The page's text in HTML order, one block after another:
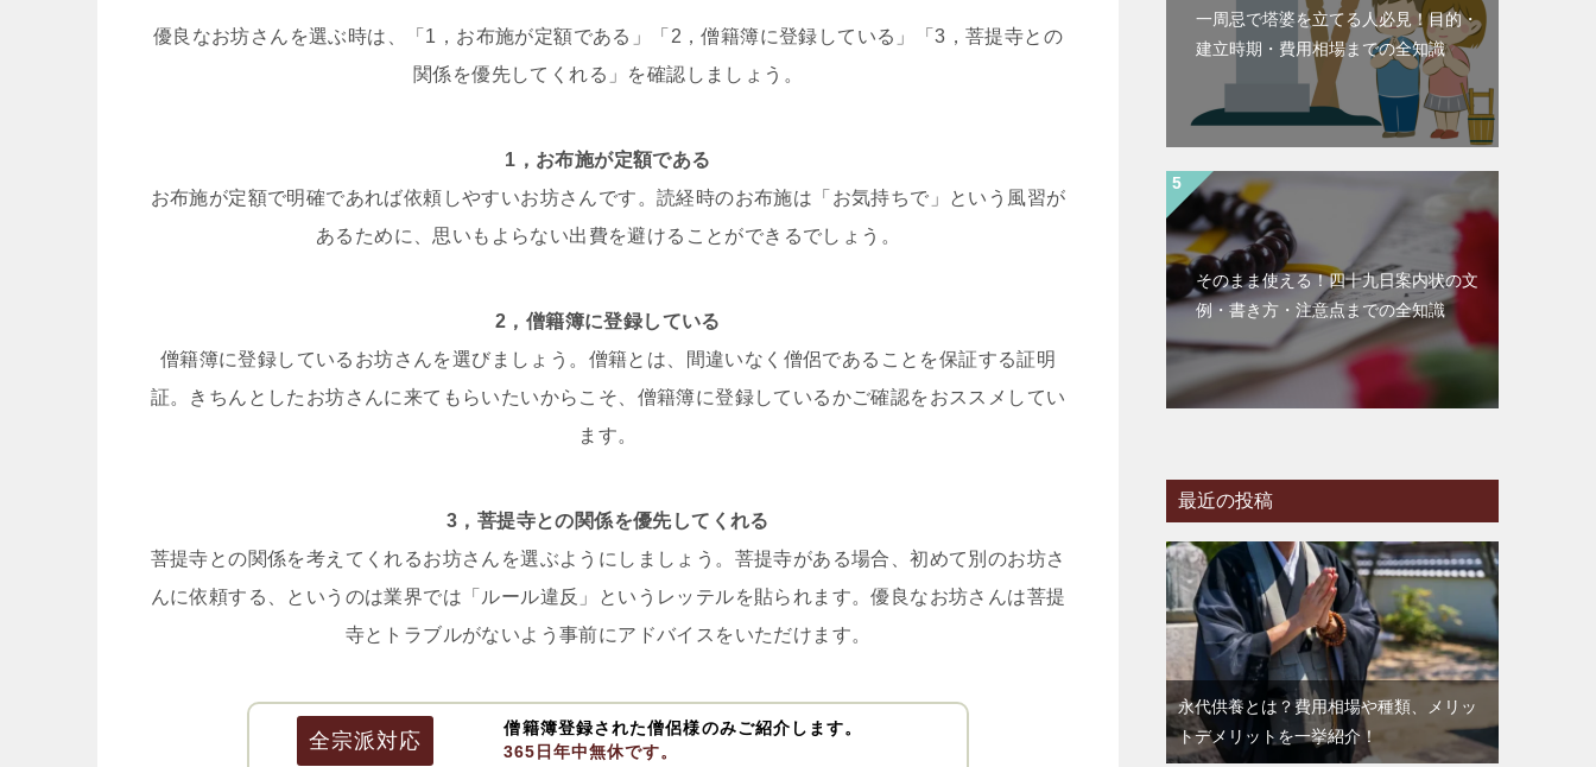
優良なお坊さんを選ぶ時は、「1，お布施が定額である」「2，僧籍簿に登録している」「3，菩提寺との
関係を優先してくれる」を確認しましょう。
1，お布施が定額である
お布施が定額で明確であれば依頼しやすいお坊さんです。読経時のお布施は「お気持ちで」という風習が
あるために、思いもよらない出費を避けることができるでしょう。
2，僧籍簿に登録している
僧籍簿に登録しているお坊さんを選びましょう。僧籍とは、間違いなく僧侶であることを保証する証明
証。きちんとしたお坊さんに来てもらいたいからこそ、僧籍簿に登録しているかご確認をおススメしてい
ます。
3，菩提寺との関係を優先してくれる
菩提寺との関係を考えてくれるお坊さんを選ぶようにしましょう。菩提寺がある場合、初めて別のお坊さ
んに依頼する、というのは業界では「ルール違反」というレッテルを貼られます。優良なお坊さんは菩提
寺とトラブルがないよう事前にアドバイスをいただけます。
全宗派対応
僧籍簿登録された僧侶様のみご紹介します。
365日年中無休です。
一周忌で塔婆を立てる人必見！目的・
建立時期・費用相場までの全知識
そのまま使える！四十九日案内状の文
例・書き方・注意点までの全知識
最近の投稿
永代供養とは？費用相場や種類、メリッ
トデメリットを一挙紹介！